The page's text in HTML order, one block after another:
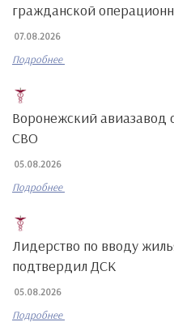
гражданской
07.08.2026
Подробнее
Воронежский авиазавод
СВО
05.08.2026
Подробнее
Лидерство по вводу
подтвердил ДСК
05.08.2026
Подробнее